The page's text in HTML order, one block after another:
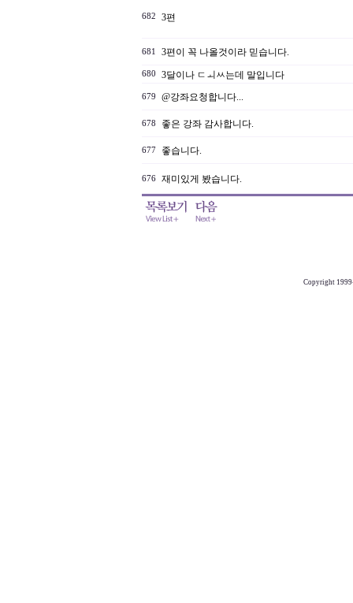
682 3편
681 3편이 꼭 나올것이라 믿습니다.
680 3달이나 ㄷㅚㅆ는데 말입니다
679 @강좌요청합니다...
678 좋은 강좌 감사합니다.
677 좋습니다.
676 재미있게 봤습니다.
Copyright